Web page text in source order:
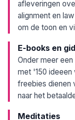
afleveringen
alignment en
om de toon en
E-books en
Onder meer
met '150
freebies dienen
naar het
Meditaties